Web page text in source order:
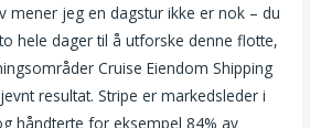
mener jeg en dagstur ikke er nok – du
hele dager til å utforske denne flotte,
Cruise Eiendom Shipping
resultat. Stripe er markedsleder i
håndterte for eksempel 84% av